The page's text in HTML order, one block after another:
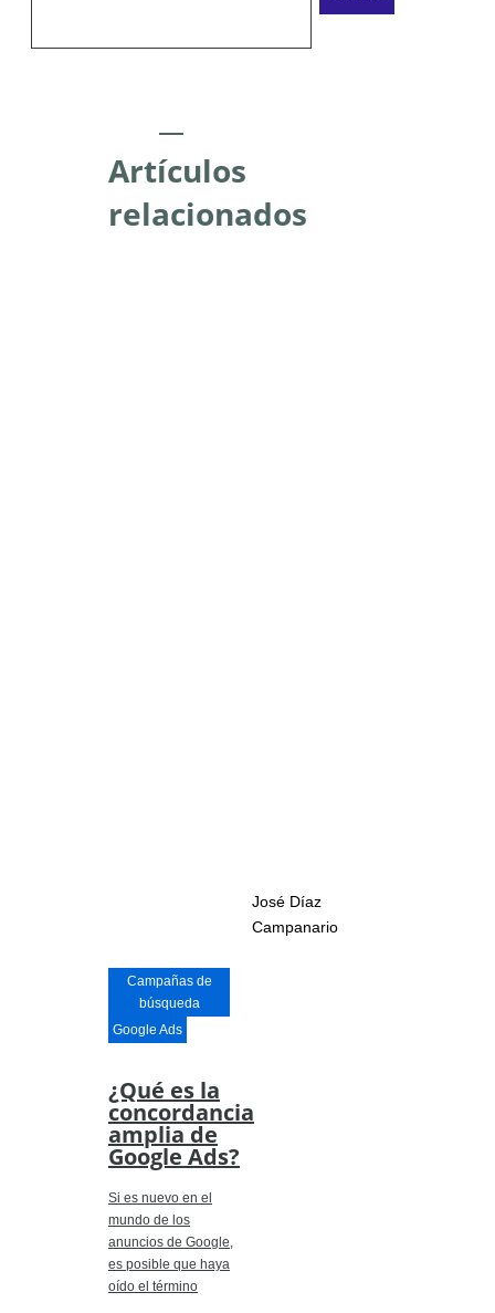
Artículos
relacionados
José Díaz
Campanario
Campañas de
búsqueda
Google Ads
¿Qué es la
concordancia
amplia de
Google Ads?
Si es nuevo en el
mundo de los
anuncios de Google,
es posible que haya
oído el término